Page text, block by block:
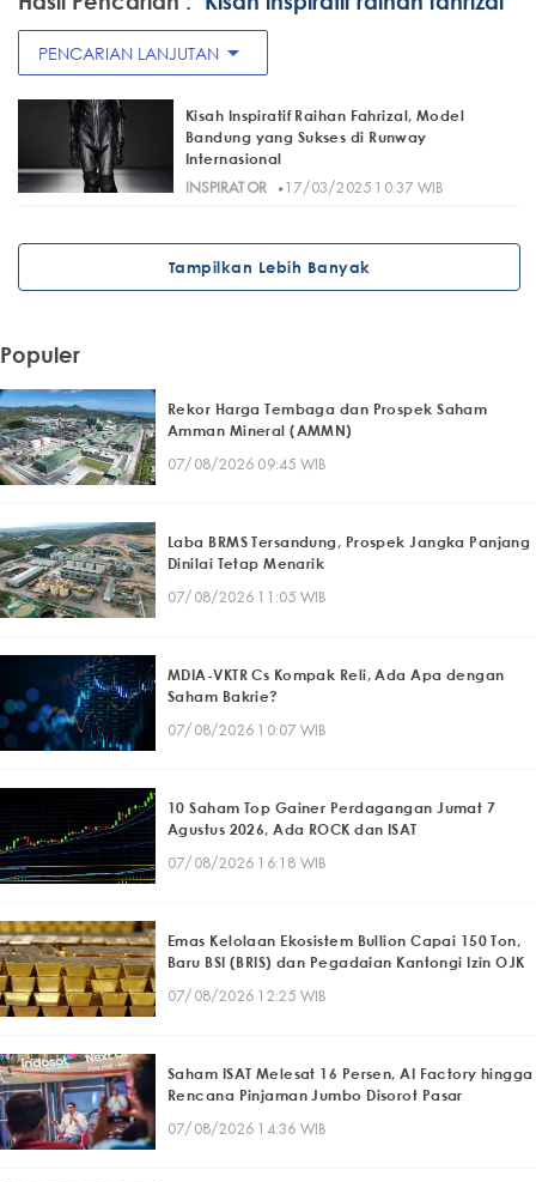
PENCARIAN LANJUTAN arrow_drop_down
Kisah Inspiratif Raihan Fahrizal, Model
Bandung yang Sukses di Runway
Internasional
INSPIRATOR
· 17/03/2025 10:37 WIB
Tampilkan Lebih Banyak
Populer
Rekor Harga Tembaga dan Prospek Saham
Amman Mineral (AMMN)
07/08/2026 09:45 WIB
Laba BRMS Tersandung, Prospek Jangka Panjang
Dinilai Tetap Menarik
07/08/2026 11:05 WIB
MDIA-VKTR Cs Kompak Reli, Ada Apa dengan
Saham Bakrie?
07/08/2026 10:07 WIB
10 Saham Top Gainer Perdagangan Jumat 7
Agustus 2026, Ada ROCK dan ISAT
07/08/2026 16:18 WIB
Emas Kelolaan Ekosistem Bullion Capai 150 Ton,
Baru BSI (BRIS) dan Pegadaian Kantongi Izin OJK
07/08/2026 12:25 WIB
Saham ISAT Melesat 16 Persen, AI Factory hingga
Rencana Pinjaman Jumbo Disorot Pasar
07/08/2026 14:36 WIB